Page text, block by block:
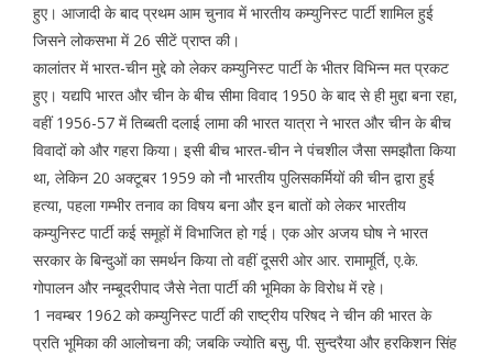
हुए। आजादी के बाद प्रथम आम चुनाव में भारतीय कम्युनिस्ट पार्टी शामिल हुई
जिसने लोकसभा में 26 सीटें प्राप्त की।
कालांतर में भारत-चीन मुद्दे को लेकर कम्युनिस्ट पार्टी के भीतर विभिन्न मत प्रकट
हुए। यद्यपि भारत और चीन के बीच सीमा विवाद 1950 के बाद से ही मुद्दा बना रहा,
वहीं 1956-57 में तिब्बती दलाई लामा की भारत यात्रा ने भारत और चीन के बीच
विवादों को और गहरा किया। इसी बीच भारत-चीन ने पंचशील जैसा समझौता किया
था, लेकिन 20 अक्टूबर 1959 को नौ भारतीय पुलिसकर्मियों की चीन द्वारा हुई
हत्या, पहला गम्भीर तनाव का विषय बना और इन बातों को लेकर भारतीय
कम्युनिस्ट पार्टी कई समूहों में विभाजित हो गई। एक ओर अजय घोष ने भारत
सरकार के बिन्दुओं का समर्थन किया तो वहीं दूसरी ओर आर. रामामूर्ति, ए.के.
गोपालन और नम्बूदरीपाद जैसे नेता पार्टी की भूमिका के विरोध में रहे।
1 नवम्बर 1962 को कम्युनिस्ट पार्टी की राष्ट्रीय परिषद ने चीन की भारत के
प्रति भूमिका की आलोचना की; जबकि ज्योति बसु, पी. सुन्दरैया और हरकिशन सिंह